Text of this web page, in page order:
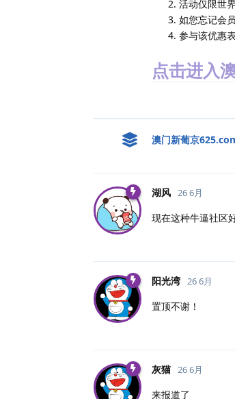
活动仅限世
如您忘记会
参与该优惠
点击进入
澳门新葡京
湖风 26 6月
现在这种牛逼社区
阳光湾 26 6月
置顶不谢！
灰猫 26 6月
来报道了